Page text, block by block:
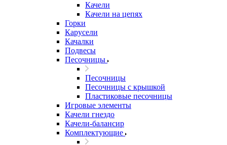
Качели
Качели на цепях
Горки
Карусели
Качалки
Подвесы
Песочницы
Песочницы
Песочницы с крышкой
Пластиковые песочницы
Игровые элементы
Качели гнездо
Качели-балансир
Комплектующие